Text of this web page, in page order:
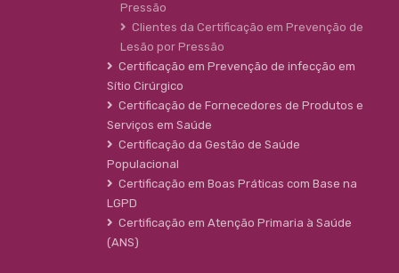
Pressão
Clientes da Certificação em Prevenção de
Lesão por Pressão
Certificação em Prevenção de infecção em
Sítio Cirúrgico
Certificação de Fornecedores de Produtos e
Serviços em Saúde
Certificação da Gestão de Saúde
Populacional
Certificação em Boas Práticas com Base na
LGPD
Certificação em Atenção Primaria à Saúde
(ANS)